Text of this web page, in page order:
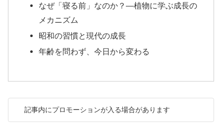
なぜ「寝る前」なのか？―植物に学ぶ成長の
メカニズム
昭和の習慣と現代の成長
年齢を問わず、今日から変わる
記事内にプロモーションが入る場合があります